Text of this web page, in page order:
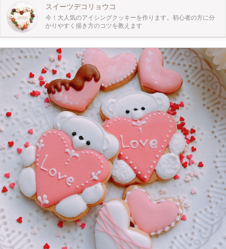
さんのアイシングを体験できます！プロが近くにいるので質問等にもお答えでき
ます。 毎年大人気のデザインで！皆さんにとっても喜ばれています。小さなお
子さんから大人の方まで幅広い年代に支持されているくまちゃんクッキーを作り
ませんか？ クラフティよりご参加お申し込みの方にはハートの素焼きのクッキ
ーを別途プレゼントいたします。試食として食べてもらってもOK!もちろんプレ
ゼントとしてもご利用可能です。
スイーツデコリョウコ
今！大人気のアイシングクッキーを作ります。初心者の方に分
かりやすく描き方のコツを教えます